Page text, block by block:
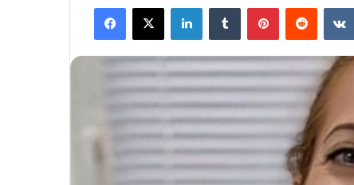
FacebookX LinkedInTumblr PinterestReddit